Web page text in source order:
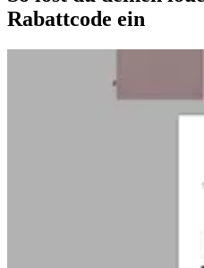
Rabattcode ein